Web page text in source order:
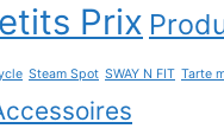
Prix
Steam Spot SWAY N FIT Tarte